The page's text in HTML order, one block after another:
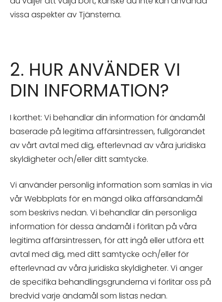
vissa aspekter av Tjänsterna.
2. HUR ANVÄNDER VI
DIN INFORMATION?
I korthet: Vi behandlar din information för ändamål
baserade på legitima affärsintressen, fullgörandet
av vårt avtal med dig, efterlevnad av våra juridiska
skyldigheter och/eller ditt samtycke.
Vi använder personlig information som samlas in via
vår Webbplats för en mängd olika affärsändamål
som beskrivs nedan. Vi behandlar din personliga
information för dessa ändamål i förlitan på våra
legitima affärsintressen, för att ingå eller utföra ett
avtal med dig, med ditt samtycke och/eller för
efterlevnad av våra juridiska skyldigheter. Vi anger
de specifika behandlingsgrunderna vi förlitar oss på
bredvid varje ändamål som listas nedan.